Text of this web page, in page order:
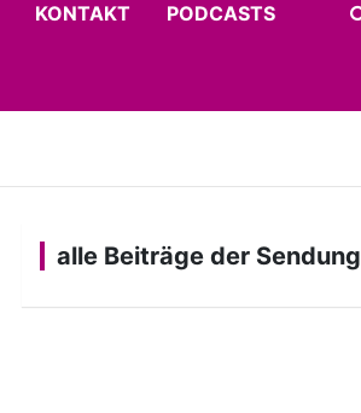
KONTAKT PODCASTS
alle Beiträge der Sendung